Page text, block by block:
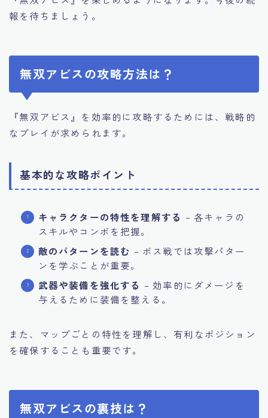
報を待ちましょう。
無双アビスの攻略方法は？
『無双アビス』を効率的に攻略するためには、戦略的
なプレイが求められます。
基本的な攻略ポイント
キャラクターの特性を理解する – 各キャラの
スキルやコンボを把握。
敵のパターンを読む – ボス戦では攻撃パター
ンを学ぶことが重要。
武器や装備を強化する – 効率的にダメージを
与えるために装備を整える。
また、マップごとの特性を理解し、有利なポジション
を確保することも重要です。
無双アビスの裏技は？